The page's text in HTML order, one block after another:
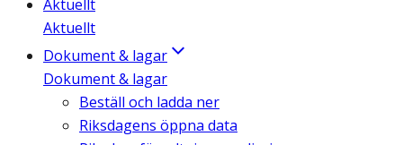
Aktuellt
Aktuellt
Dokument & lagar
Dokument & lagar
Beställ och ladda ner
Riksdagens öppna data